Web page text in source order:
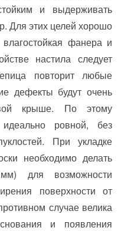
и выдерживать
Для этих целей хорошо
влагостойкая фанера и
настила следует
повторит любые
дефекты будут очень
крыше. По этому
ровной, без
При укладке
необходимо делать
для возможности
поверхности от
случае велика
и появления